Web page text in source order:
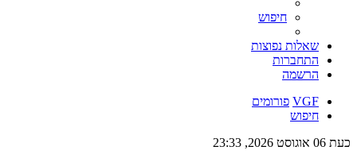
חיפוש
שאלות נפוצות
התחברות
הרשמה
VGF פורומים
חיפוש
כעת 06 אוגוסט 2026, 23:33